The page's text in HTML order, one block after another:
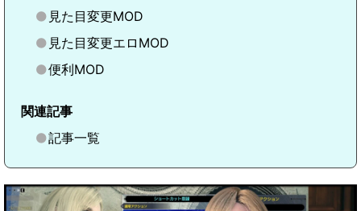
見た目変更MOD
見た目変更エロMOD
便利MOD
関連記事
記事一覧